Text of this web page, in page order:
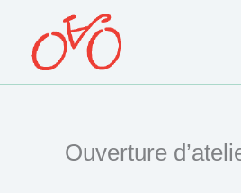
contenu
Ouverture